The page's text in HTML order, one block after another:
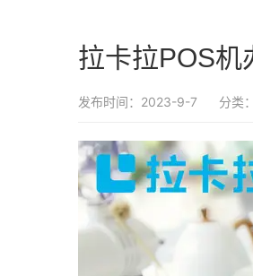
拉卡拉POS机
发布时间：2023-9-7 分类：